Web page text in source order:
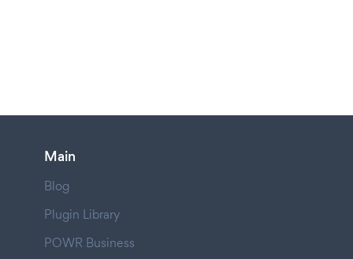
Main
Blog
Plugin Library
POWR Business